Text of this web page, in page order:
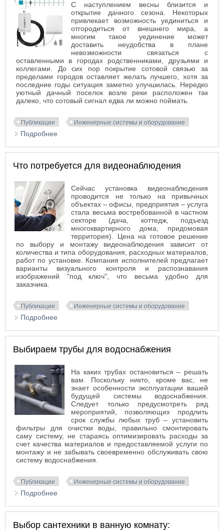
С наступлением весны близится и
открытие дачного сезона. Некоторых
привлекает возможность уединиться и
отгородиться от внешнего мира, а
многим такое уединение может
доставить неудобства в плане
невозможности связаться с
оставленными в городах родственниками, друзьями и
коллегами. До сих пор покрытие сотовой связью за
пределами городов оставляет желать лучшего, хотя за
последние годы ситуация заметно улучшилась. Нередко
уютный дачный поселок возле реки расположен так
далеко, что сотовый сигнал едва ли можно поймать.
Публикации Инженерные системы и оборудование
Подробнее
Что потребуется для видеонаблюдения
Сейчас установка видеонаблюдения
проводится не только на привычных
объектах – офисы, предприятия – услуга
стала весьма востребованной в частном
секторе (дача, коттедж, подъезд
многоквартирного дома, придомовая
территория). Цена на готовое решение
по выбору и монтажу видеонаблюдения зависит от
количества и типа оборудования, расходных материалов,
работ по установке. Компания исполнителей предлагает
варианты визуального контроля и распознавания
изображений "под ключ", что весьма удобно для
заказчика.
Публикации Инженерные системы и оборудование
Подробнее
Выбираем трубы для водоснабжения
На каких трубах остановиться – решать
вам. Поскольку никто, кроме вас, не
знает особенности эксплуатации вашей
будущей системы водоснабжения.
Следует только предусмотреть ряд
мероприятий, позволяющих продлить
срок службы любых труб – установить
фильтры для очистки воды, правильно смонтировать
саму систему, не стараясь оптимизировать расходы за
счет качества материалов и предоставляемой услуги по
монтажу и не забывать своевременно обслуживать свою
систему водоснабжения.
Публикации Инженерные системы и оборудование
Подробнее
Выбор сантехники в ванную комнату: